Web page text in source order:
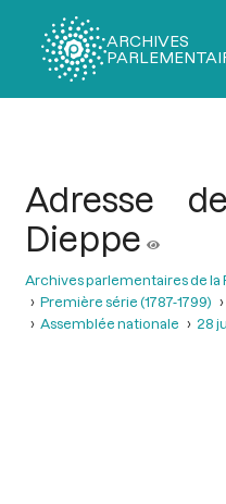
ARCHIVES
Adresse
Dieppe
Archives parlementaires de la
Première série (1787-1799)
Assemblée nationale
28